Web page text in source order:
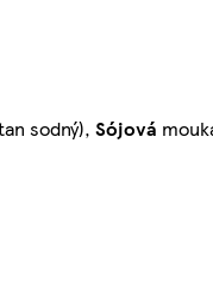
sodný), Sójová